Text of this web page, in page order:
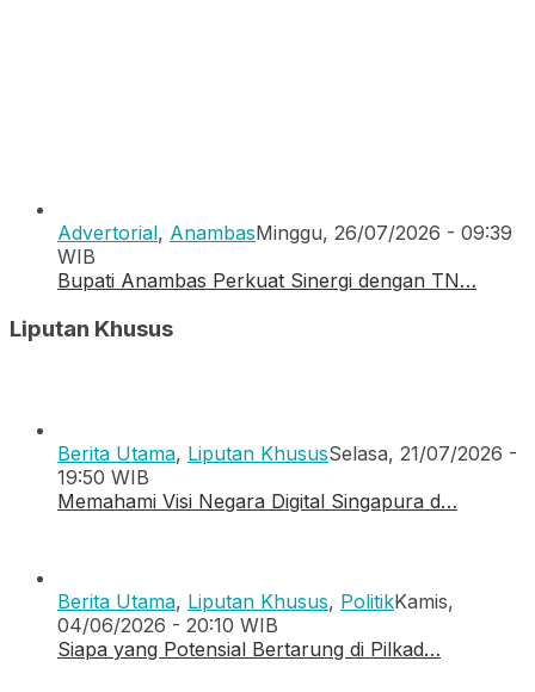
Advertorial, AnambasMinggu, 26/07/2026 - 09:39
WIB
Bupati Anambas Perkuat Sinergi dengan TN…
Liputan Khusus
Berita Utama, Liputan KhususSelasa, 21/07/2026 -
19:50 WIB
Memahami Visi Negara Digital Singapura d…
Berita Utama, Liputan Khusus, PolitikKamis,
04/06/2026 - 20:10 WIB
Siapa yang Potensial Bertarung di Pilkad…